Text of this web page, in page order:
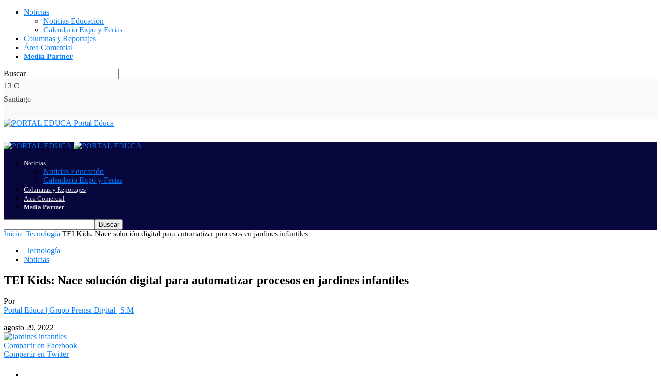
Noticias
Noticias Educación
Calendario Expo y Ferias
Columnas y Reportajes
Área Comercial
Media Partner
Buscar
13 C
Santiago
Portal Educa
Noticias
Noticias Educación
Calendario Expo y Ferias
Columnas y Reportajes
Área Comercial
Media Partner
Inicio Tecnología TEI Kids: Nace solución digital para automatizar procesos en jardines infantiles
Tecnología
Noticias
TEI Kids: Nace solución digital para automatizar procesos en jardines infantiles
Por
Portal Educa | Grupo Prensa Digital | S.M
-
agosto 29, 2022
Compartir en Facebook
Compartir en Twitter